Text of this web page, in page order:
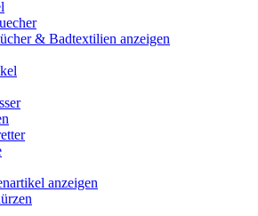
& Badtextilien anzeigen
anzeigen